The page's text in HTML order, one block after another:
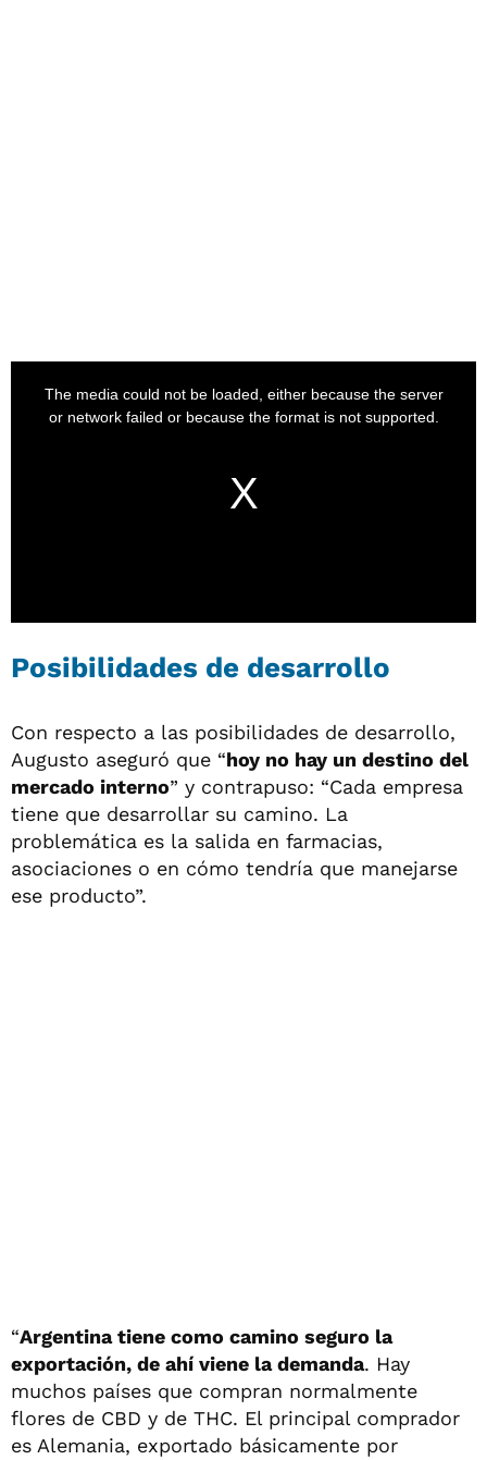
Posibilidades de desarrollo
Con respecto a las posibilidades de desarrollo,
Augusto aseguró que “hoy no hay un destino del
mercado interno” y contrapuso: “Cada empresa
tiene que desarrollar su camino. La
problemática es la salida en farmacias,
asociaciones o en cómo tendría que manejarse
ese producto”.
“Argentina tiene como camino seguro la
exportación, de ahí viene la demanda. Hay
muchos países que compran normalmente
flores de CBD y de THC. El principal comprador
es Alemania, exportado básicamente por